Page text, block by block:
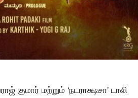
குமார் மற்றும் ‘நடராக்ஷசா’ டாலி